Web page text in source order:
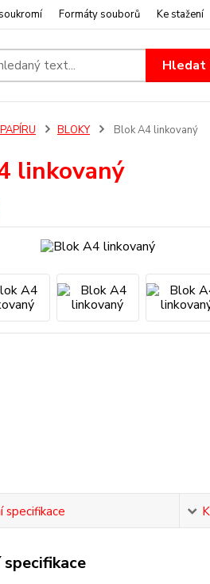
Formáty souborů Ke stažení
Hledat
BLOKY Blok A4 linkovaný
linkovaný
specifikace